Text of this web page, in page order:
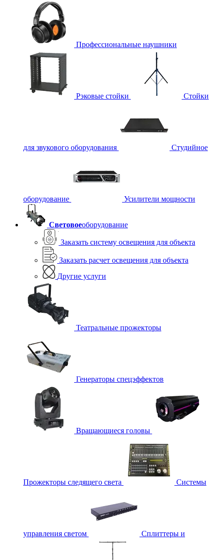
Профессиональные наушники
Рэковые стойки Стойки
для звукового оборудования Студийное
оборудование Усилители мощности
Световоеоборудование
Заказать систему освещения для объекта
Заказать расчет освещения для объекта
Другие услуги
Театральные прожекторы
Генераторы спецэффектов
Вращающиеся головы
Прожекторы следящего света Системы
управления светом Сплиттеры и